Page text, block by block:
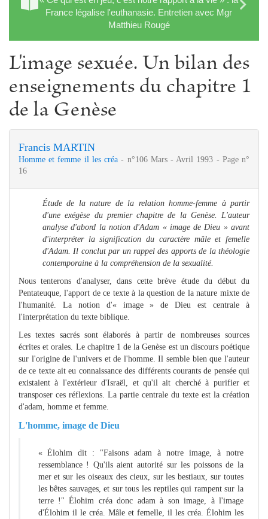
France légalise l'euthanasie. Entretien avec Mgr
Matthieu Rougé
L'image sexuée. Un bilan des
enseignements du chapitre 1
de la Genèse
Francis MARTIN
Homme et femme il les créa- n°106 Mars - Avril 1993 - Page n°
16
Étude de la nature de la relation homme-femme à partir
d'une exégèse du premier chapitre de la Genèse. L'auteur
analyse d'abord la notion d'Adam « image de Dieu » avant
d'interpréter la signification du caractère mâle et femelle
d'Adam. Il conclut par un rappel des apports de la théologie
contemporaine à la compréhension de la sexualité.
Nous tenterons d'analyser, dans cette brève étude du début du
Pentateuque, l'apport de ce texte à la question de la nature mixte de
l'humanité. La notion d'« image » de Dieu est centrale à
l'interprétation du texte biblique.
Les textes sacrés sont élaborés à partir de nombreuses sources
écrites et orales. Le chapitre 1 de la Genèse est un discours poétique
sur l'origine de l'univers et de l'homme. Il semble bien que l'auteur
de ce texte ait eu connaissance des différents courants de pensée qui
existaient à l'extérieur d'Israël, et qu'il ait cherché à purifier et
transposer ces réflexions. La partie centrale du texte est la création
d'adam, homme et femme.
L'homme, image de Dieu
« Élohim dit : "Faisons adam à notre image, à notre
ressemblance ! Qu'ils aient autorité sur les poissons de la
mer et sur les oiseaux des cieux, sur les bestiaux, sur toutes
les bêtes sauvages, et sur tous les reptiles qui rampent sur la
terre !" Élohim créa donc adam à son image, à l'image
d'Élohim il le créa. Mâle et femelle, il les créa. Élohim les